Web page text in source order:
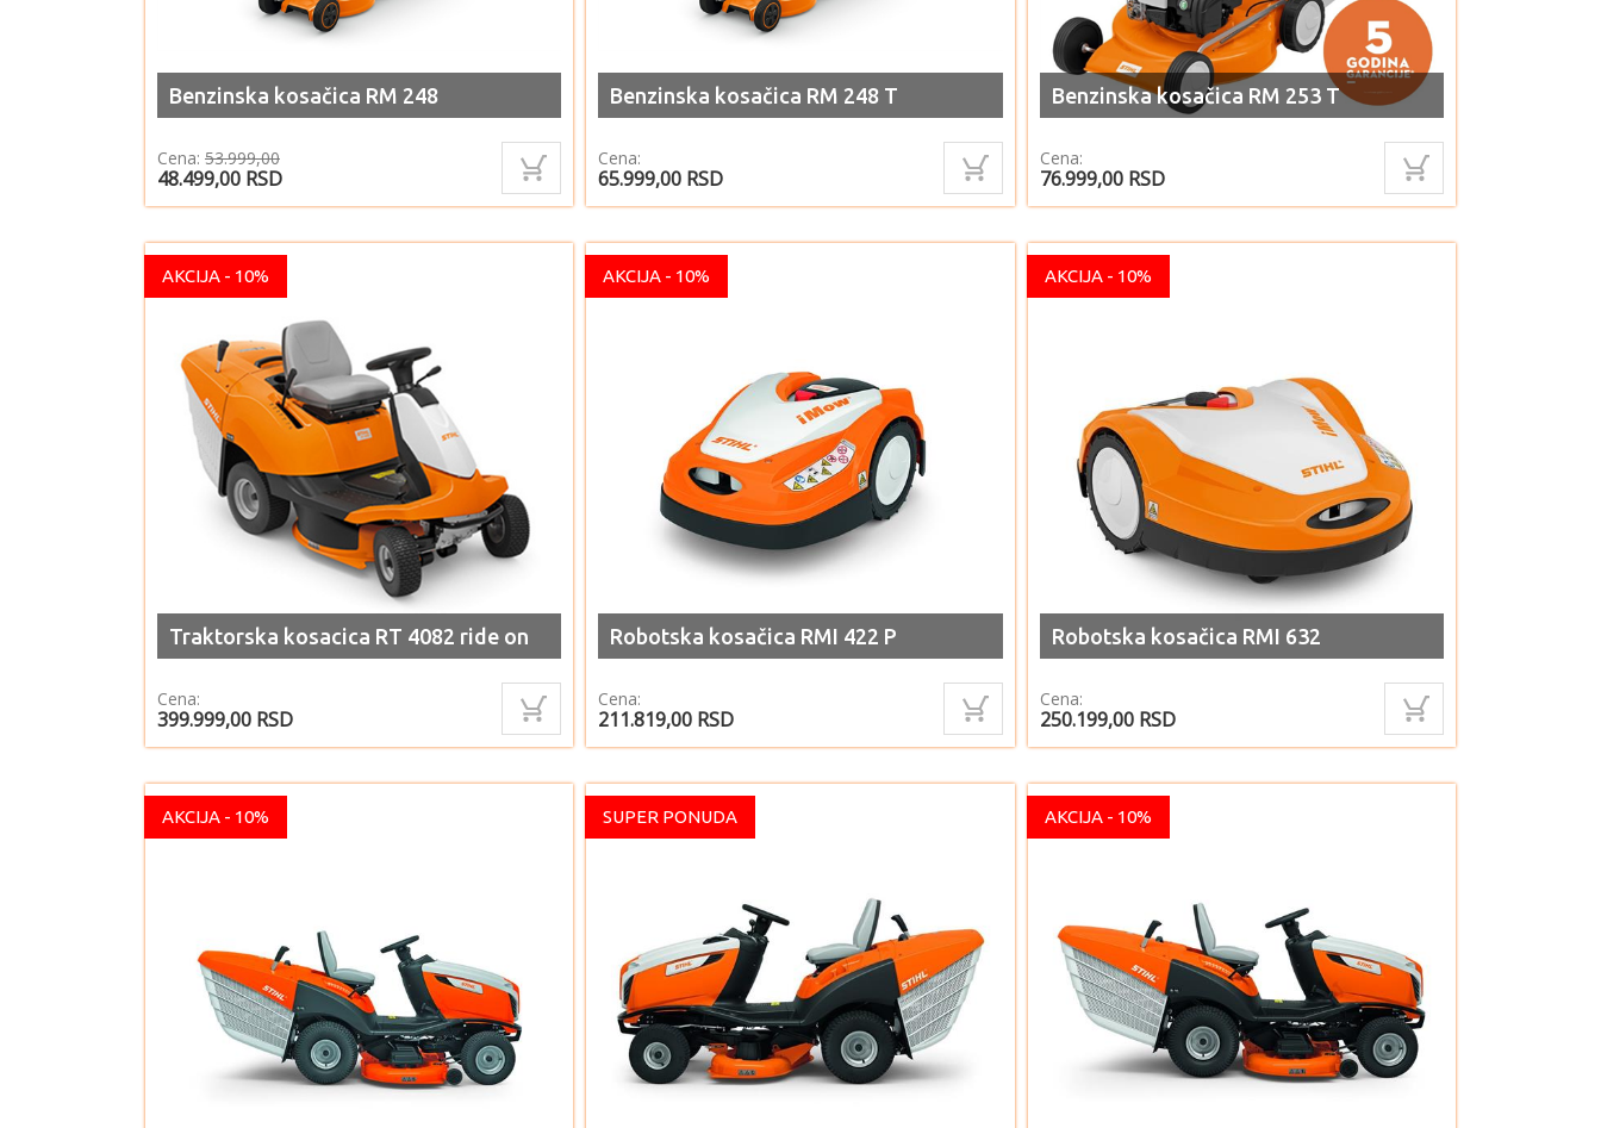
Benzinska kosačica RM 248
Cena: 53.999,00
48.499,00 RSD
Benzinska kosačica RM 248 T
Cena:
65.999,00 RSD
Benzinska kosačica RM 253 T
Cena:
76.999,00 RSD
AKCIJA - 10%
Traktorska kosacica RT 4082 ride on
Cena:
399.999,00 RSD
AKCIJA - 10%
Robotska kosačica RMI 422 P
Cena:
211.819,00 RSD
AKCIJA - 10%
Robotska kosačica RMI 632
Cena:
250.199,00 RSD
AKCIJA - 10% SUPER PONUDA AKCIJA - 10%